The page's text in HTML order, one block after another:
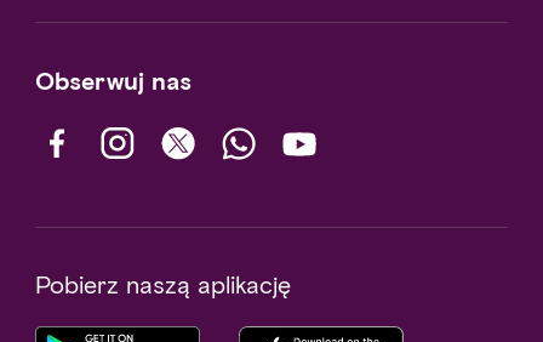
Obserwuj nas
Pobierz naszą aplikację